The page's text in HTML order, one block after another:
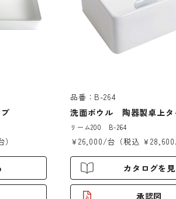
品番：B-264
洗面ボウル 陶器製卓上タ
リーム200 B-264
￥26,000/台（税込 ￥
カタログを
承認図